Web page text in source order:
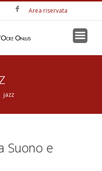
Area riservata
Suono e